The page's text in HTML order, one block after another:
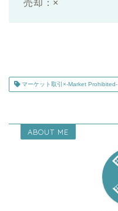
売却：×
マーケット取引×-Market Prohibited-
ABOUT ME